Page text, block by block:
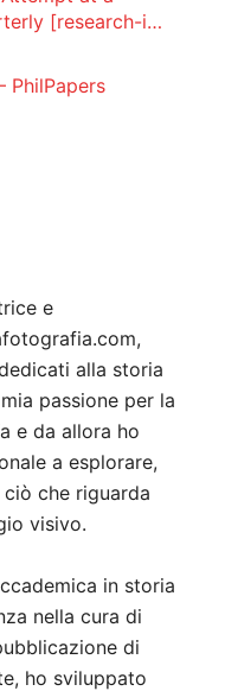
[research-i…
PhilPapers
e
alla storia
passione per la
e da allora ho
a esplorare,
che riguarda
visivo.
in storia
nella cura di
di
ho sviluppato